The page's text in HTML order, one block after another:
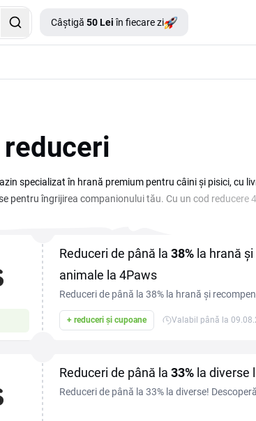
Câștigă 50 Lei în fiecare zi
specializat în hrană premium pentru câini și pisici, cu
pentru îngrijirea companionului tău. Cu un cod
Reduceri de până la 38% la hrană
animale la 4Paws
Reduceri de până la 38% la hrană și
prietenul necuvântător la prețuri mai mici!
+ reduceri și cupoane Valabil până la
Reduceri de până la 33% la diverse
Reduceri de până la 33% la diverse!